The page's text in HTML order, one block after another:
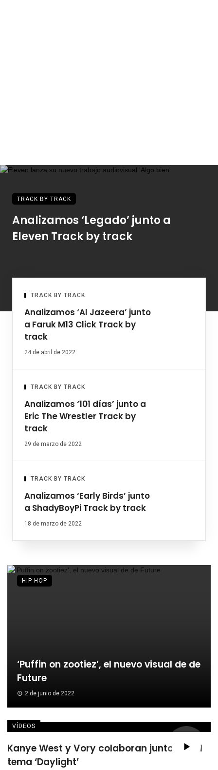
TRACK BY TRACK
Analizamos ‘Legado’ junto a
Eleven Track by track
TRACK BY TRACK
Analizamos ‘Al Jazeera’ junto
a Faruk M13 Click Track by
track
24 de abril de 2022
TRACK BY TRACK
Analizamos ‘101 días’ junto a
Eric The Wrestler Track by
track
29 de marzo de 2022
TRACK BY TRACK
Analizamos ‘Early Birds’ junto
a ShadyBoyPi Track by track
18 de marzo de 2022
‘Puffin on zootiez’, el nuevo visual de de
Future
2 de junio de 2022
HIP HOP
VÍDEOS
Kanye West y Vory colaboran juntos en el
tema ‘Daylight’